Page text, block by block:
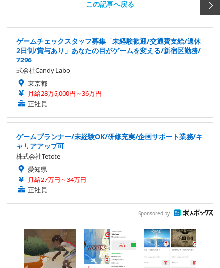
この記事へ戻る
ゲームチェックスタッフ募集「未経験歓迎/交通費支給/週休
2日制/賞与あり」あなたの目がゲームを変える/新宿区勤務/
7296
式会社Candy Labo
東京都
月給28万6,000円～36万円
正社員
ゲームプランナー/未経験OK/研修充実/企画サポート業務/キ
ャリアアップ可
株式会社Tetote
愛知県
月給27万円～34万円
正社員
Sponsored by